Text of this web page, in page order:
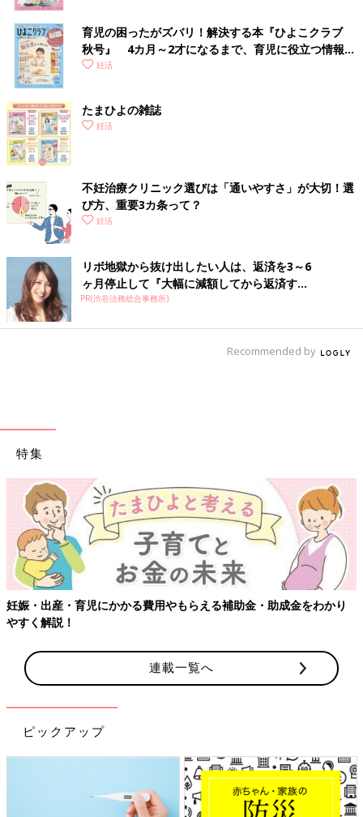
育児の困ったがズバリ！解決する本『ひよこクラブ
秋号』 4カ月～2才になるまで、育児に役立つ情報が
いっぱい！
妊活
たまひよの雑誌
妊活
不妊治療クリニック選びは「通いやすさ」が大切！選
び方、重要3カ条って？
妊活
リボ地獄から抜け出したい人は、返済を3～6
ヶ月停止して『大幅に減額してから返済す...
PR(渋谷法務総合事務所)
Recommended by
特集
かり
【ワクチン接種できるものも】妊婦の感染症対策、知って
連載一覧へ
ピックアップ